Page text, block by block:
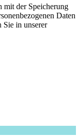
mit der Speicherung
Daten
Sie in unserer